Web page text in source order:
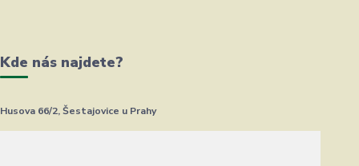
Kde nás najdete?
Husova 66/2, Šestajovice u Prahy